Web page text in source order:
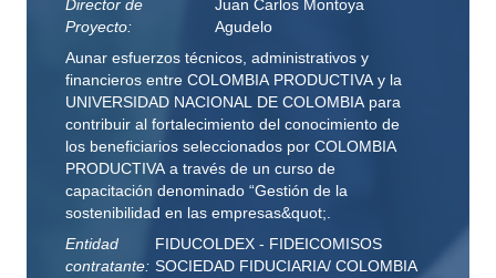
Director de
Proyecto:
Juan Carlos Montoya
Agudelo
Aunar esfuerzos técnicos, administrativos y
financieros entre COLOMBIA PRODUCTIVA y la
UNIVERSIDAD NACIONAL DE COLOMBIA para
contribuir al fortalecimiento del conocimiento de
los beneficiarios seleccionados por COLOMBIA
PRODUCTIVA a través de un curso de
capacitación denominado “Gestión de la
sostenibilidad en las empresas&quot;.
Entidad
contratante:
FIDUCOLDEX - FIDEICOMISOS
SOCIEDAD FIDUCIARIA/ COLOMBIA